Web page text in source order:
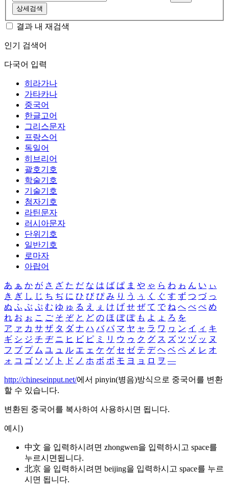
상세검색
결과 내 재검색
인기 검색어
다국어 입력
히라가나
가타카나
중국어
한글고어
그리스문자
프랑스어
독일어
히브리어
괄호기호
학술기호
기술기호
첨자기호
라틴문자
러시아문자
단위기호
일반기호
로마자
아랍어
あ ぁ か が さ ざ た だ な は ば ぱ ま や ゃ ら わ ゎ ん い ぃ
き ぎ し じ ち ぢ に ひ び ぴ み り う ぅ く ぐ す ず つ づ っ
ぬ ふ ぶ ぷ む ゆ ゅ る え ぇ け げ せ ぜ て で ね へ べ ぺ め
れ お ぉ こ ご そ ぞ と ど の ほ ぼ ぽ も よ ょ ろ を
ア ァ カ サ ザ タ ダ ナ ハ バ パ マ ヤ ャ ラ ワ ヮ ン イ ィ キ
ギ シ ジ チ ヂ ニ ヒ ビ ピ ミ リ ウ ゥ ク グ ス ズ ツ ヅ ッ ヌ
フ ブ プ ム ユ ュ ル エ ェ ケ ゲ セ ゼ テ デ ヘ ベ ペ メ レ オ
ォ コ ゴ ソ ゾ ト ド ノ ホ ボ ポ モ ヨ ョ ロ ヲ ―
http://chineseinput.net/에서 pinyin(병음)방식으로 중국어를 변환
할 수 있습니다.
변환된 중국어를 복사하여 사용하시면 됩니다.
예시)
中文 을 입력하시려면 zhongwen을 입력하시고 space를
누르시면됩니다.
北京 을 입력하시려면 beijing을 입력하시고 space를 누르
시면 됩니다.